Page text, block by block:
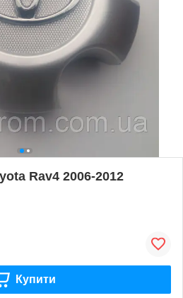
Rav4 2006-2012
Купити